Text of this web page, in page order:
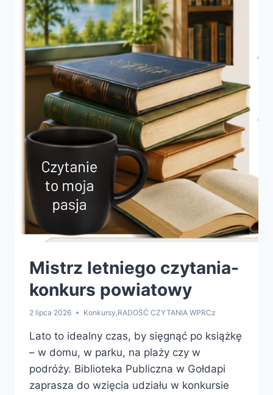
Mistrz letniego czytania-
konkurs powiatowy
2 lipca 2026 Konkursy,RADOŚĆ CZYTANIA WPRCz
Lato to idealny czas, by sięgnąć po książkę
– w domu, w parku, na plaży czy w
podróży. Biblioteka Publiczna w Gołdapi
zaprasza do wzięcia udziału w konkursie